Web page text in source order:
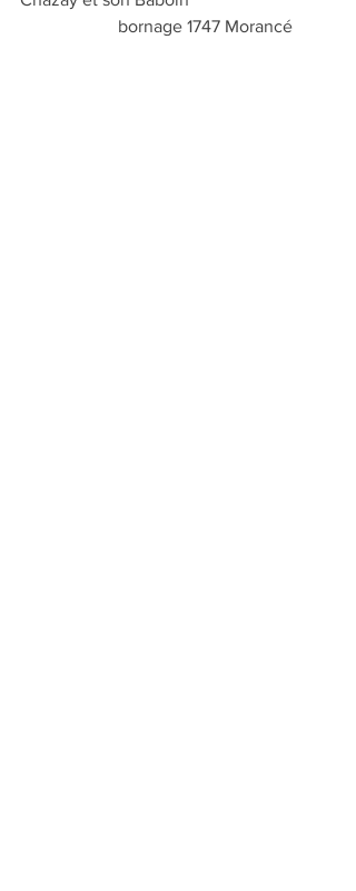
                      bornage 1747 Morancé